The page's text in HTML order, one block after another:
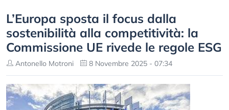
L’Europa sposta il focus dalla
sostenibilità alla competitività: la
Commissione UE rivede le regole ESG
Antonello Motroni 8 Novembre 2025 - 07:34